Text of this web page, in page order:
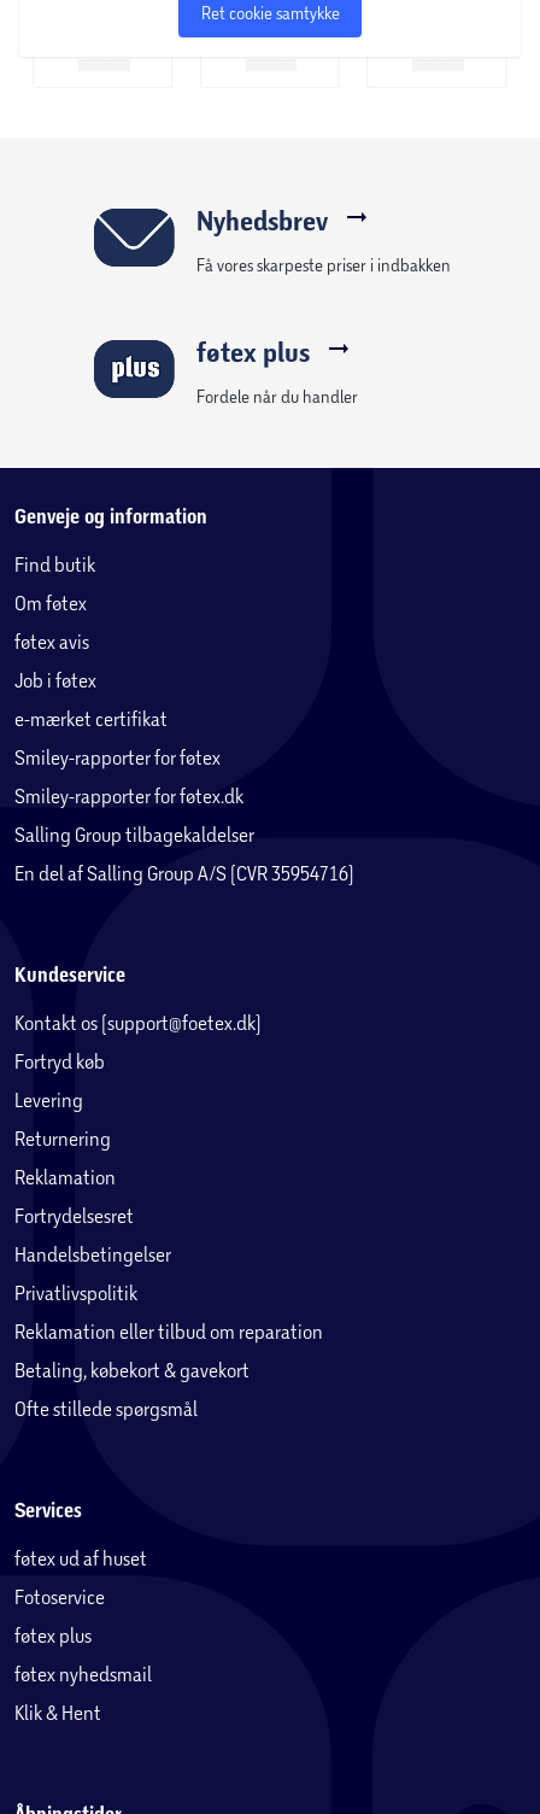
Ret cookie samtykke
Nyhedsbrev
Få vores skarpeste priser i indbakken
føtex plus
Fordele når du handler
Genveje og information
Find butik
Om føtex
føtex avis
Job i føtex
e-mærket certifikat
Smiley-rapporter for føtex
Smiley-rapporter for føtex.dk
Salling Group tilbagekaldelser
En del af Salling Group A/S (CVR 35954716)
Kundeservice
Kontakt os (support@foetex.dk)
Fortryd køb
Levering
Returnering
Reklamation
Fortrydelsesret
Handelsbetingelser
Privatlivspolitik
Reklamation eller tilbud om reparation
Betaling, købekort & gavekort
Ofte stillede spørgsmål
Services
føtex ud af huset
Fotoservice
føtex plus
føtex nyhedsmail
Klik & Hent